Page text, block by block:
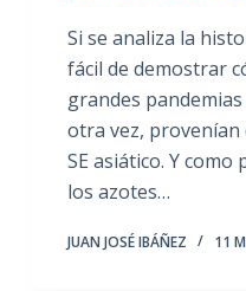
Si se analiza la
fácil de demostrar
grandes
otra vez, provenían
SE asiático. Y
los azotes…
JUAN JOSÉ IBÁÑEZ 11